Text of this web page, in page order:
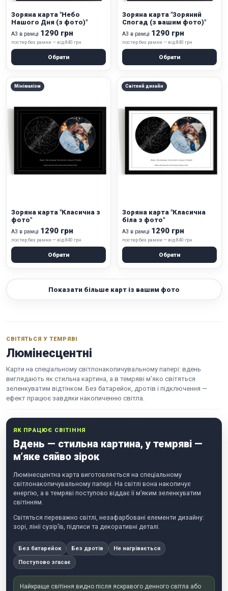
Зоряна карта "Небо
Нашого Дня (з фото)"
А3 в рамці 1290 грн
постер без рамки — від 840 грн
Обрати
Зоряна карта "Зоряний
Спогад (з вашим фото)"
А3 в рамці 1290 грн
постер без рамки — від 840 грн
Обрати
Мінімалізм
Зоряна карта "Класична з
фото"
А3 в рамці 1290 грн
постер без рамки — від 840 грн
Обрати
Світлий дизайн
Зоряна карта "Класична
біла з фото"
А3 в рамці 1290 грн
постер без рамки — від 840 грн
Обрати
Показати більше карт із вашим фото
СВІТЯТЬСЯ У ТЕМРЯВІ
Люмінесцентні
Карти на спеціальному світлонакопичувальному папері: вдень
виглядають як стильна картина, а в темряві м’яко світяться
зеленкуватим відтінком. Без батарейок, дротів і підключення —
ефект працює завдяки накопиченню світла.
ЯК ПРАЦЮЄ СВІТІННЯ
Вдень — стильна картина, у темряві —
м’яке сяйво зірок
Люмінесцентна карта виготовляється на спеціальному
світлонакопичувальному папері. На світлі вона накопичує
енергію, а в темряві поступово віддає її м’яким зеленкуватим
світінням.
Світяться переважно світлі, незафарбовані елементи дизайну:
зорі, лінії сузір’їв, підписи та декоративні деталі.
Без батарейок Без дротів Не нагрівається
Поступово згасає
Найкраще світіння видно після яскравого денного світла або